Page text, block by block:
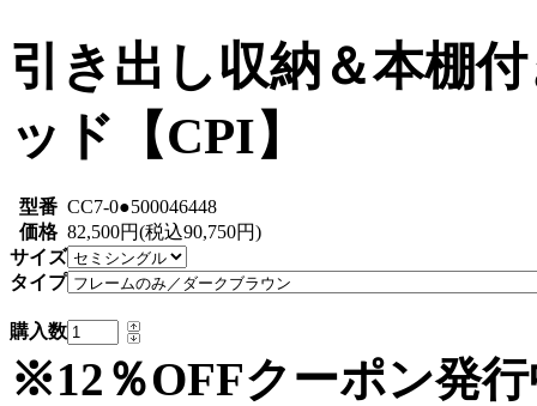
引き出し収納＆本棚
ッド【CPI】
型番 CC7-0●500046448
価格 82,500円(税込90,750円)
サイズ
タイプ
購入数
※12％OFFクーポン発